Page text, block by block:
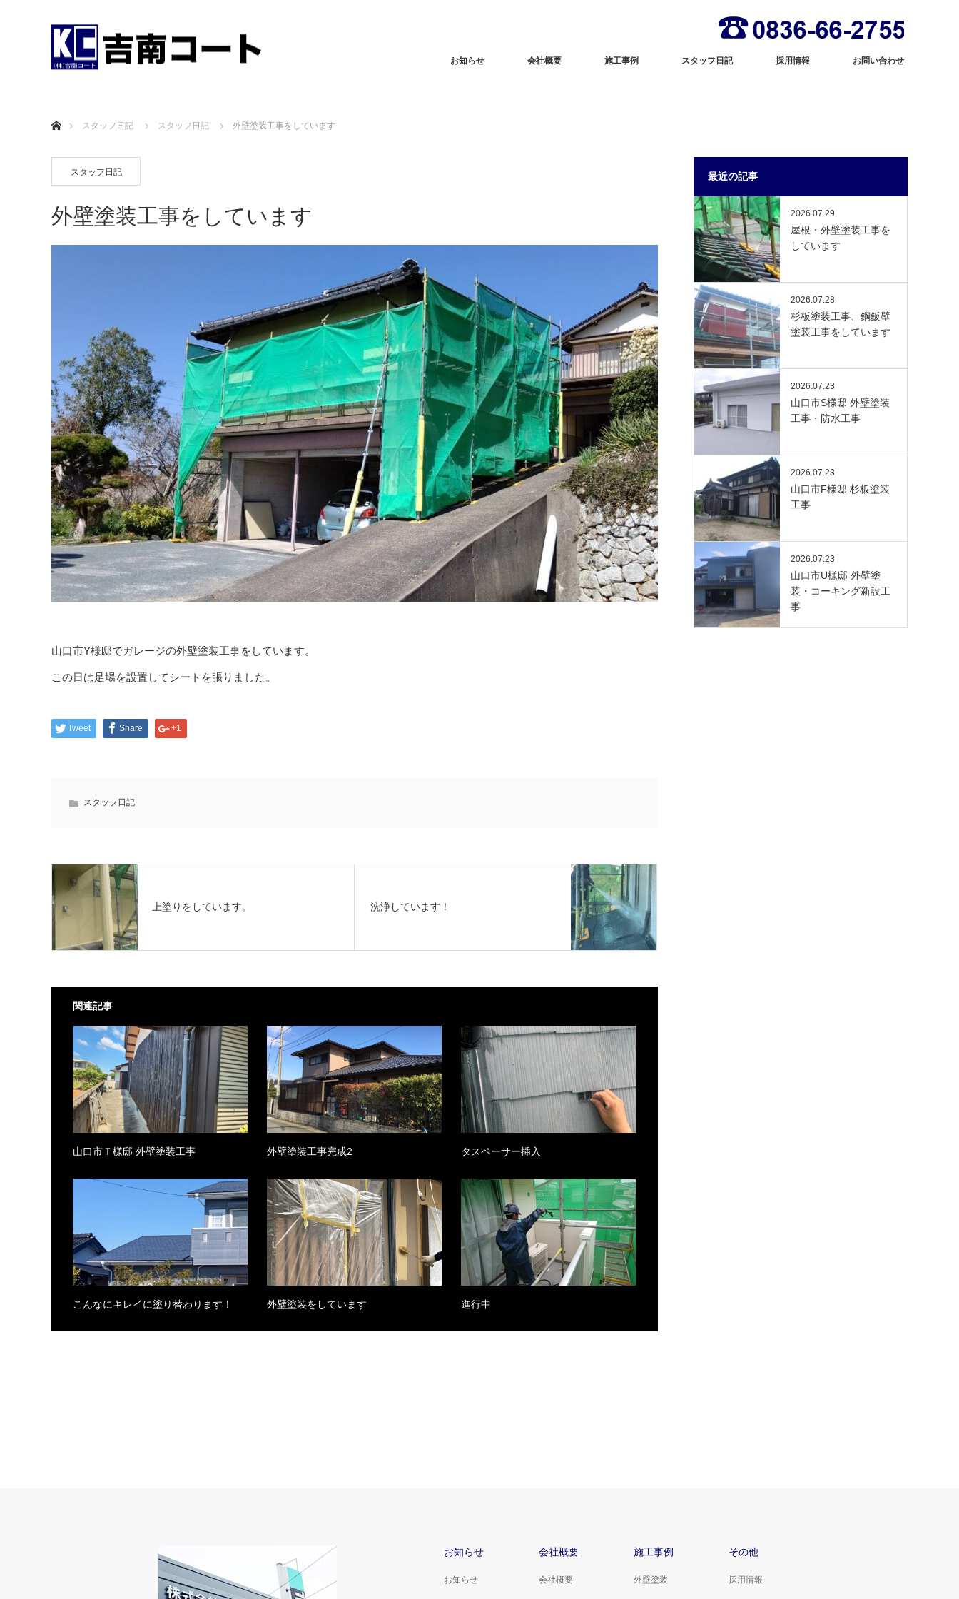
お知らせ 会社概要 施工事例 スタッフ日記 採用情報 お問い合わせ
スタッフ日記
スタッフ日記 外壁塗装工事をしています
スタッフ日記
外壁塗装工事をしています
山口市Y様邸でガレージの外壁塗装工事をしています。
この日は足場を設置してシートを張りました。
Tweet Share +1
スタッフ日記
上塗りをしています。 洗浄しています！
関連記事
山口市Ｔ様邸 外壁塗装工事 外壁塗装工事完成2 タスペーサー挿入
こんなにキレイに塗り替わります！ 外壁塗装をしています 進行中
最近の記事
2026.07.29
屋根・外壁塗装工事を
しています
2026.07.28
杉板塗装工事、鋼鈑壁
塗装工事をしています
2026.07.23
山口市S様邸 外壁塗装
工事・防水工事
2026.07.23
山口市F様邸 杉板塗装
工事
2026.07.23
山口市U様邸 外壁塗
装・コーキング新設工
事
お知らせ
お知らせ
会社概要
会社概要
施工事例
外壁塗装
その他
採用情報